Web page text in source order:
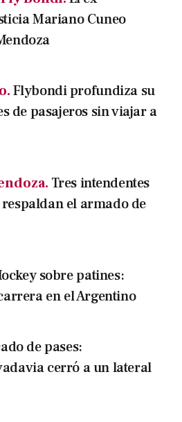
Mariano Cuneo
Flybondi profundiza su
de pasajeros sin viajar a
Tres intendentes
el armado de
sobre patines:
en el Argentino
de pases:
cerró a un lateral